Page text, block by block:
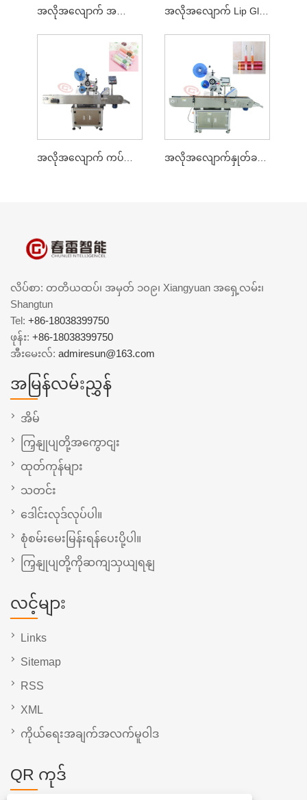
အလိုအလျောက် အသားအရေထိန်းပစ္စည်း တံဆိပ်ကပ်ခြင်းစက်
အလိုအလျောက် ကပ်ခွာတံဆိပ်ကပ်စက်
လိပ်စာ: တတိယထပ်၊ အမှတ် ၁၀၉၊ Xiangyuan အရှေ့လမ်း၊
Shangtun
Tel: +86-18038399750
ဖုန်း: +86-18038399750
အီးမေးလ်: admiresun@163.com
အမြန်လမ်းညွှန်
အိမ်
ကြှနျုပျတို့အကွောငျး
ထုတ်ကုန်များ
သတင်း
ဒေါင်းလုဒ်လုပ်ပါ။
စုံစမ်းမေးမြန်းရန်ပေးပို့ပါ။
ကြှနျုပျတို့ကိုဆကျသှယျရနျ
လင့်များ
Links
Sitemap
RSS
XML
ကိုယ်ရေးအချက်အလက်မူဝါဒ
QR ကုဒ်